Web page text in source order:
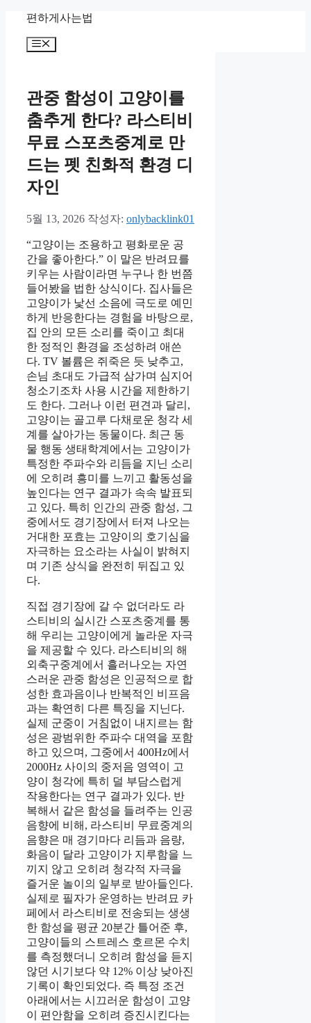
편하게사는법
메
관중 함성이 고양이를
춤추게 한다? 라스티비
무료 스포츠중계로 만
드는 펫 친화적 환경 디
자인
5월 13, 2026 작성자: onlybacklink01
“고양이는 조용하고 평화로운 공
간을 좋아한다.” 이 말은 반려묘를
키우는 사람이라면 누구나 한 번쯤
들어봤을 법한 상식이다. 집사들은
고양이가 낯선 소음에 극도로 예민
하게 반응한다는 경험을 바탕으로,
집 안의 모든 소리를 죽이고 최대
한 정적인 환경을 조성하려 애쓴
다. TV 볼륨은 쥐죽은 듯 낮추고,
손님 초대도 가급적 삼가며 심지어
청소기조차 사용 시간을 제한하기
도 한다. 그러나 이런 편견과 달리,
고양이는 골고루 다채로운 청각 세
계를 살아가는 동물이다. 최근 동
물 행동 생태학계에서는 고양이가
특정한 주파수와 리듬을 지닌 소리
에 오히려 흥미를 느끼고 활동성을
높인다는 연구 결과가 속속 발표되
고 있다. 특히 인간의 관중 함성, 그
중에서도 경기장에서 터져 나오는
거대한 포효는 고양이의 호기심을
자극하는 요소라는 사실이 밝혀지
며 기존 상식을 완전히 뒤집고 있
다.
직접 경기장에 갈 수 없더라도 라
스티비의 실시간 스포츠중계를 통
해 우리는 고양이에게 놀라운 자극
을 제공할 수 있다. 라스티비의 해
외축구중계에서 흘러나오는 자연
스러운 관중 함성은 인공적으로 합
성한 효과음이나 반복적인 비프음
과는 확연히 다른 특징을 지닌다.
실제 군중이 거침없이 내지르는 함
성은 광범위한 주파수 대역을 포함
하고 있으며, 그중에서 400Hz에서
2000Hz 사이의 중저음 영역이 고
양이 청각에 특히 덜 부담스럽게
작용한다는 연구 결과가 있다. 반
복해서 같은 함성을 들려주는 인공
음향에 비해, 라스티비 무료중계의
음향은 매 경기마다 리듬과 음량,
화음이 달라 고양이가 지루함을 느
끼지 않고 오히려 청각적 자극을
즐거운 놀이의 일부로 받아들인다.
실제로 필자가 운영하는 반려묘 카
페에서 라스티비로 전송되는 생생
한 함성을 평균 20분간 틀어준 후,
고양이들의 스트레스 호르몬 수치
를 측정했더니 오히려 함성을 듣지
않던 시기보다 약 12% 이상 낮아진
기록이 확인되었다. 즉 특정 조건
아래에서는 시끄러운 함성이 고양
이 편안함을 오히려 증진시킨다는